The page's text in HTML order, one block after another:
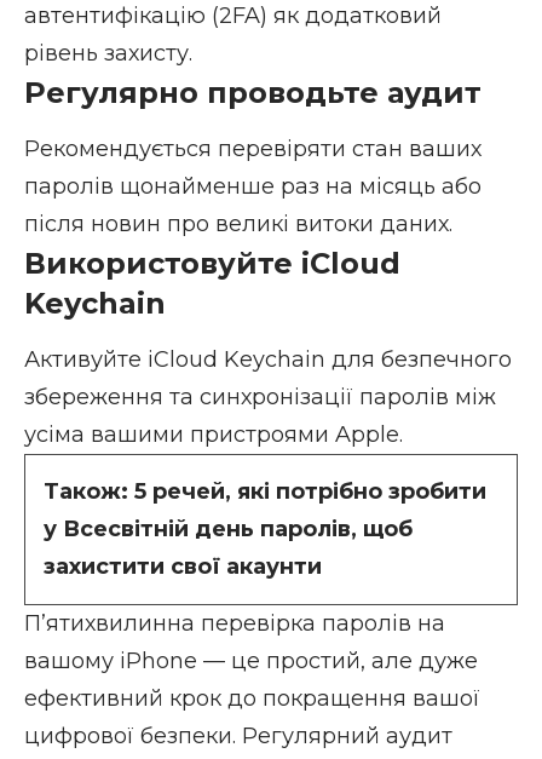
автентифікацію (2FA) як додатковий
рівень захисту.
Регулярно проводьте аудит
Рекомендується перевіряти стан ваших
паролів щонайменше раз на місяць або
після новин про великі витоки даних.
Використовуйте iCloud
Keychain
Активуйте iCloud Keychain для безпечного
збереження та синхронізації паролів між
усіма вашими пристроями Apple.
Також: 5 речей, які потрібно зробити
у Всесвітній день паролів, щоб
захистити свої акаунти
П’ятихвилинна перевірка паролів на
вашому iPhone — це простий, але дуже
ефективний крок до покращення вашої
цифрової безпеки. Регулярний аудит